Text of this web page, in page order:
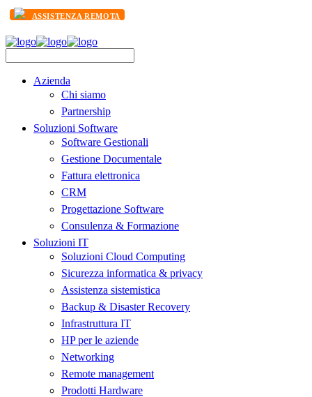
ASSISTENZA REMOTA
Azienda
Chi siamo
Partnership
Soluzioni Software
Software Gestionali
Gestione Documentale
Fattura elettronica
CRM
Progettazione Software
Consulenza & Formazione
Soluzioni IT
Soluzioni Cloud Computing
Sicurezza informatica & privacy
Assistenza sistemistica
Backup & Disaster Recovery
Infrastruttura IT
HP per le aziende
Networking
Remote management
Prodotti Hardware